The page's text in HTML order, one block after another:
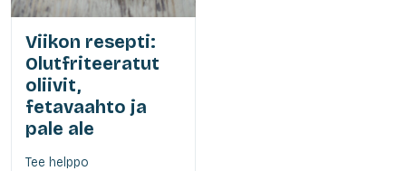
Viikon resepti:
Olutfriteeratut
oliivit,
fetavaahto ja
pale ale
Tee helppo